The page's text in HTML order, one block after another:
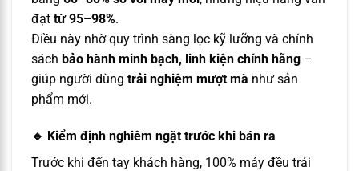
đạt từ 95–98%.
Điều này nhờ quy trình sàng lọc kỹ lưỡng và chính
sách bảo hành minh bạch, linh kiện chính hãng –
giúp người dùng trải nghiệm mượt mà như sản
phẩm mới.
🔹 Kiểm định nghiêm ngặt trước khi bán ra
Trước khi đến tay khách hàng, 100% máy đều trải